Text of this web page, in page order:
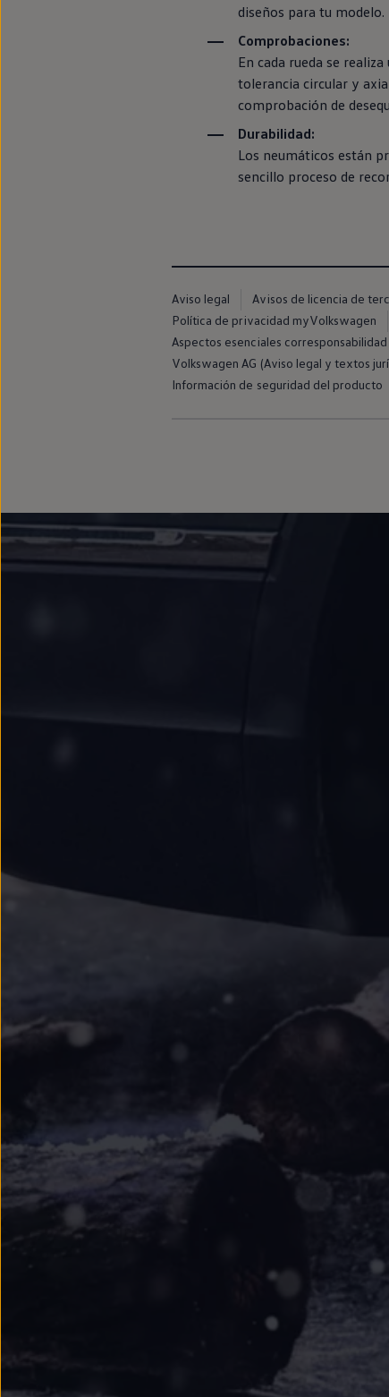
diseños para tu modelo.
Comprobaciones:
En cada rueda se
tolerancia circular y
comprobación de
Durabilidad:
Los neumáticos están
sencillo proceso de
Aviso legal Avisos de licencia de
Política de privacidad myVolkswagen
Aspectos esenciales corresponsabilidad
Volkswagen AG (Aviso legal y textos
Información de seguridad del producto